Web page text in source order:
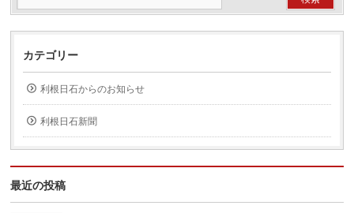
カテゴリー
利根日石からのお知らせ
利根日石新聞
最近の投稿